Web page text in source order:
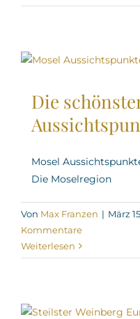
Die
Mosel
Die Moselregion
Von Max Franzen | März
Kommentare
Weiterlesen